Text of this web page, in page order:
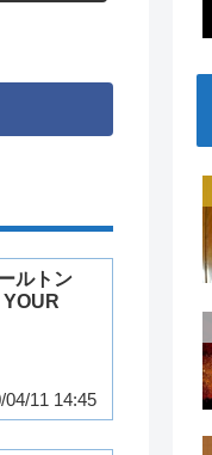
ルトン
04/11 14:45